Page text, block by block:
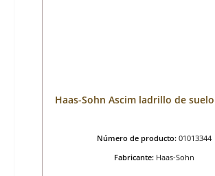
Haas-Sohn Ascim ladrillo de
Número de producto: 01013344
Fabricante: Haas-Sohn